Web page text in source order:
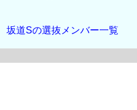
坂道Sの選抜メンバー一覧